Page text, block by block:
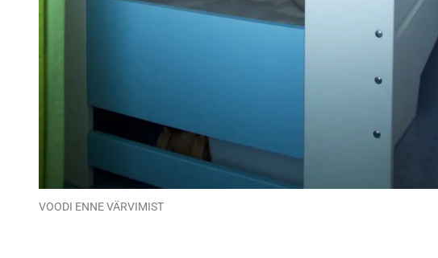
VOODI ENNE VÄRVIMIST